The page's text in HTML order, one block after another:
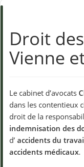
Droit
Vienne
Le cabinet d’avocats
dans les contentieux
droit de la
indemnisation des
d’ accidents du
accidents médicaux.